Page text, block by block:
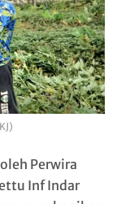
Perwira
Inf Indar